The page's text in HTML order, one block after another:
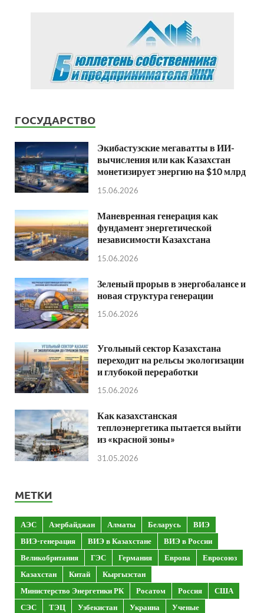
ГОСУДАРСТВО
Экибастузские мегаватты в ИИ-
вычисления или как Казахстан
монетизирует энергию на $10 млрд
15.06.2026
Маневренная генерация как
фундамент энергетической
независимости Казахстана
15.06.2026
Зеленый прорыв в энергобалансе и
новая структура генерации
15.06.2026
Угольный сектор Казахстана
переходит на рельсы экологизации
и глубокой переработки
15.06.2026
Как казахстанская
теплоэнергетика пытается выйти
из «красной зоны»
31.05.2026
МЕТКИ
АЭС Азербайджан Алматы Беларусь
ВИЭ
ВИЭ-генерация
ВИЭ в Казахстане
ВИЭ в России
Великобритания
ГЭС Германия Европа
Евросоюз
Казахстан
Китай
Кыргызстан
Министерство Энергетики РК
Росатом Россия
США
СЭС
ТЭЦ Узбекистан Украина
Ученые